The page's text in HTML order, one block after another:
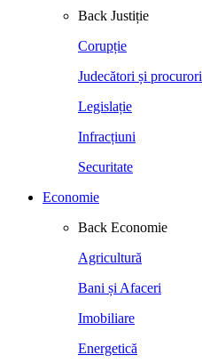
Back Justiție
Corupție
Judecători și procurori
Legislație
Infracțiuni
Securitate
Economie
Back Economie
Agricultură
Bani și Afaceri
Imobiliare
Energetică